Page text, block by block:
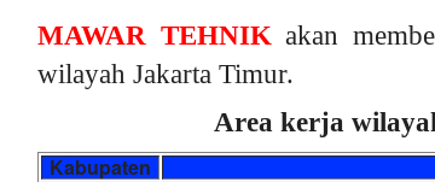
MAWAR TEHNIKakan
wilayah Jakarta Timur.
Area kerja
Kabupaten